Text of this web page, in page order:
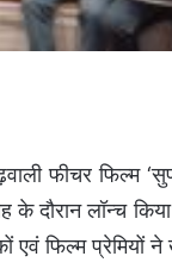
फीचर फिल्म
दौरान लॉन्च
एवं फिल्म प्रेमियों ने